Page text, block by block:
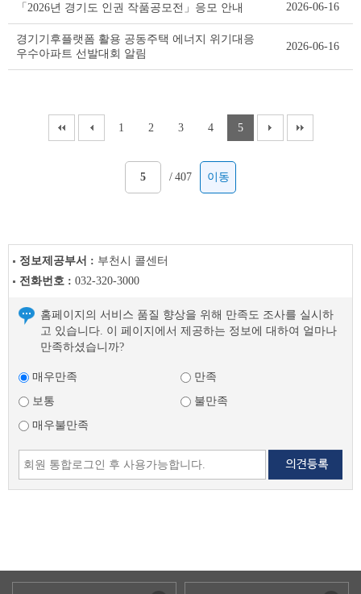
「2026년 경기도 인권 작품공모전」응모 안내 2026-06-16
경기기후플랫폼 활용 공동주택 에너지 위기대응
우수아파트 선발대회 알림
2026-06-16
1 2 3 4 5
/ 407 이동
정보제공부서 : 부천시 콜센터
전화번호 : 032-320-3000
홈페이지의 서비스 품질 향상을 위해 만족도 조사를 실시하
고 있습니다. 이 페이지에서 제공하는 정보에 대하여 얼마나
만족하셨습니까?
매우만족
만족
보통
불만족
매우불만족